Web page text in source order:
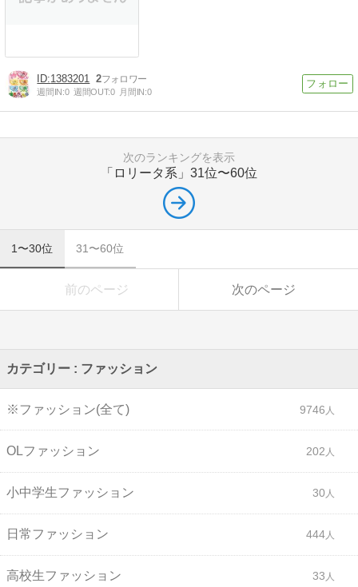
1383201 2
週間IN:0 週間OUT:0 月間IN:0
次のランキングを表示
「ロリータ系」 31位〜60位
1〜30位 31〜60位
前のページ 次のページ
カテゴリー : ファッション
※ファッション(全て) 9746
OLファッション 202
小中学生ファッション 30
日常ファッション 444
高校生ファッション 33